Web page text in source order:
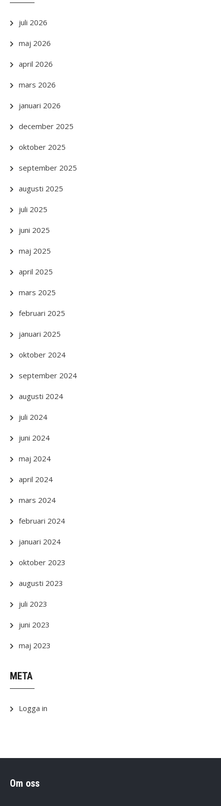
juli 2026
maj 2026
april 2026
mars 2026
januari 2026
december 2025
oktober 2025
september 2025
augusti 2025
juli 2025
juni 2025
maj 2025
april 2025
mars 2025
februari 2025
januari 2025
oktober 2024
september 2024
augusti 2024
juli 2024
juni 2024
maj 2024
april 2024
mars 2024
februari 2024
januari 2024
oktober 2023
augusti 2023
juli 2023
juni 2023
maj 2023
META
Logga in
Om oss